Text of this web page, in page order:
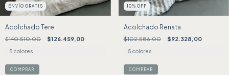
ENVÍO GRATIS
Acolchado Tere
$140.510,00 $126.459,00
5 colores
COMPRAR
10% OFF
Acolchado Renata
$102.586,00 $92.328,00
5 colores
COMPRAR